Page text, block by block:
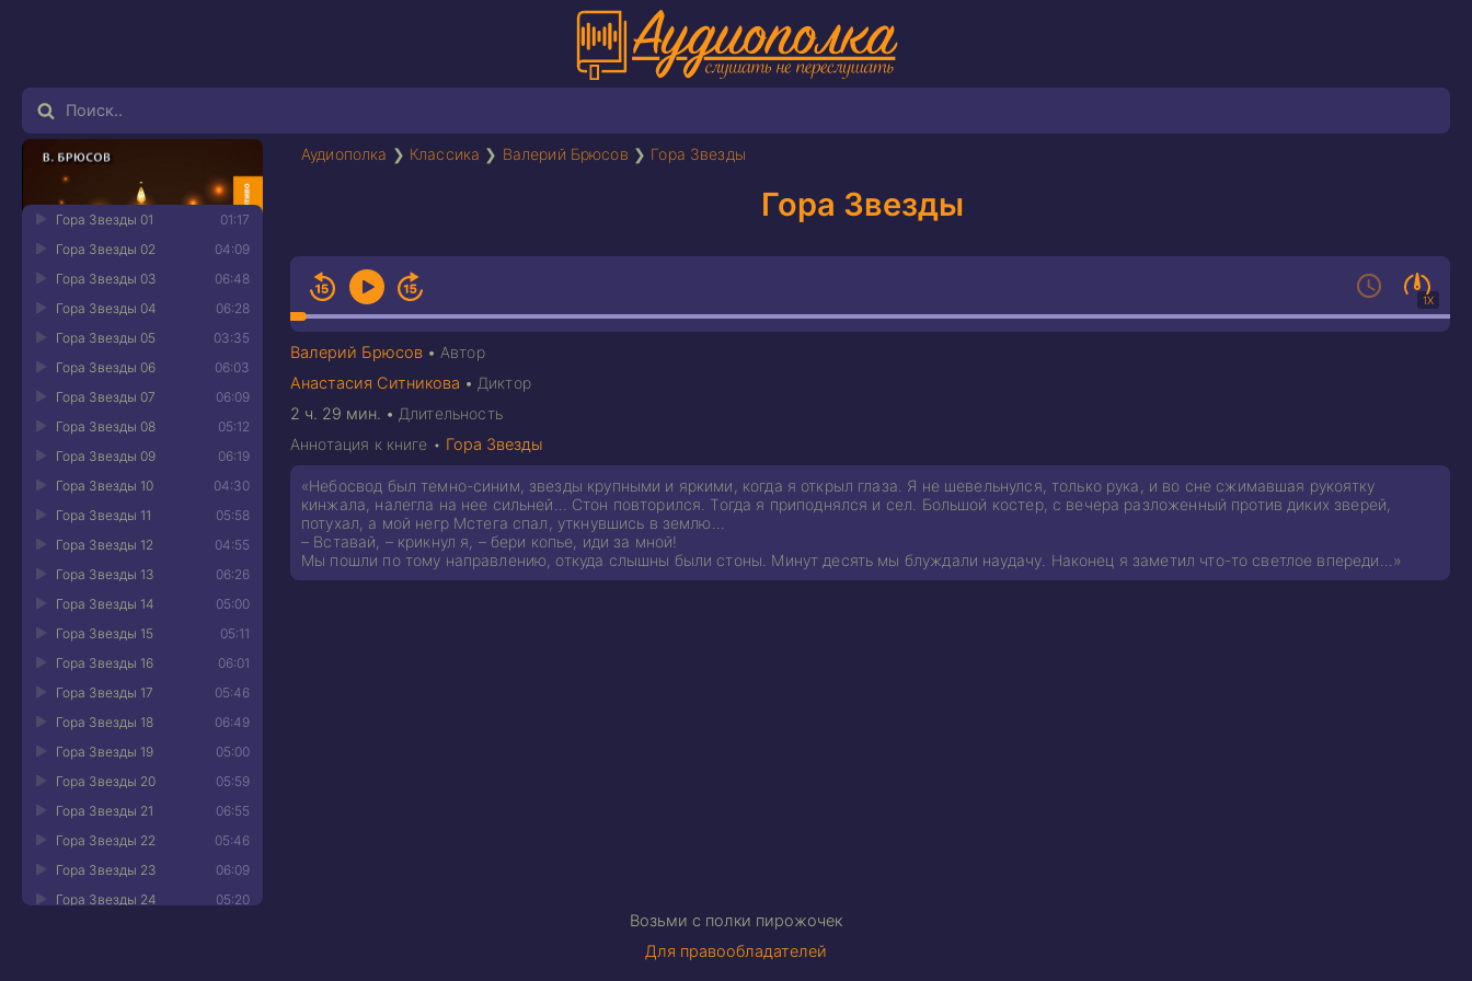
Аудиополка ❯ Классика ❯ Валерий Брюсов ❯ Гора Звезды
Гора Звезды
1X
Валерий Брюсов • Автор
Анастасия Ситникова • Диктор
2 ч. 29 мин. • Длительность
01:17
Гора Звезды 01
04:09
Гора Звезды 02
06:48
Гора Звезды 03
06:28
Гора Звезды 04
03:35
Гора Звезды 05
06:03
Гора Звезды 06
06:09
Гора Звезды 07
05:12
Гора Звезды 08
06:19
Гора Звезды 09
04:30
Гора Звезды 10
05:58
Гора Звезды 11
04:55
Гора Звезды 12
06:26
Гора Звезды 13
05:00
Гора Звезды 14
05:11
Гора Звезды 15
06:01
Гора Звезды 16
05:46
Гора Звезды 17
06:49
Гора Звезды 18
05:00
Гора Звезды 19
05:59
Гора Звезды 20
06:55
Гора Звезды 21
05:46
Гора Звезды 22
06:09
Гора Звезды 23
05:20
Гора Звезды 24
Аннотация к книге • Гора Звезды
«Небосвод был темно-синим, звезды крупными и яркими, когда я открыл глаза. Я не шевельнулся, только рука, и во сне сжимавшая рукоятку
кинжала, налегла на нее сильней… Стон повторился. Тогда я приподнялся и сел. Большой костер, с вечера разложенный против диких зверей,
потухал, а мой негр Мстега спал, уткнувшись в землю…
– Вставай, – крикнул я, – бери копье, иди за мной!
Мы пошли по тому направлению, откуда слышны были стоны. Минут десять мы блуждали наудачу. Наконец я заметил что-то светлое впереди…»
Возьми с полки пирожочек
Для правообладателей